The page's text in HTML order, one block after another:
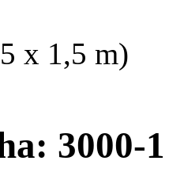
x 1,5 m)
3000-